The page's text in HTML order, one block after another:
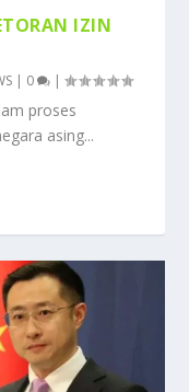
IZIN
| 0 |
proses
asing...